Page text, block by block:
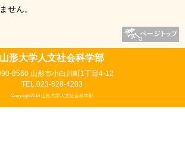
せん。
山形大学人文社会科学部
8560 山形市小白川町1丁目4-12
TEL.023-628-4203
Copyright2016 山形大学人文社会科学部